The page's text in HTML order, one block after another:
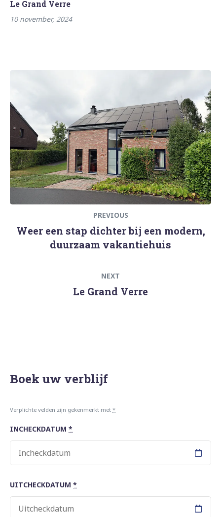
Le Grand Verre
10 november, 2024
Bericht
PREVIOUS
Weer een stap dichter bij een modern,
duurzaam vakantiehuis
post:
NEXT
Le Grand Verre
Boek uw verblijf
Verplichte velden zijn gekenmerkt met *
INCHECKDATUM *
UITCHECKDATUM *